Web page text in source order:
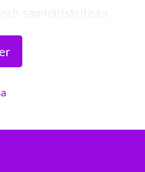
samhällskritiska
kraft i
totalförsvar. Med
världsklass skapar vi en